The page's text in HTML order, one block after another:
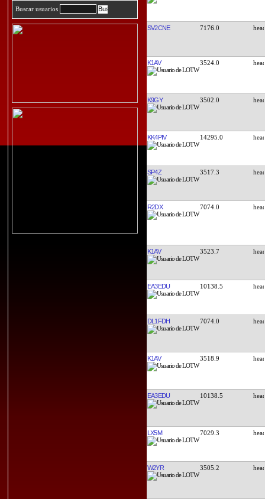
Buscar usuarios
SV2CNE 7176.0
K1AV 3524.0
K9GY 3502.0
KK4PIV 14295.0
SP4Z 3517.3
R2DX 7074.0
K1AV 3523.7
EA3EDU 10138.5
DL1FDH 7074.0
K1AV 3518.9
EA3EDU 10138.5
LX5M 7029.3
W2YR 3505.2